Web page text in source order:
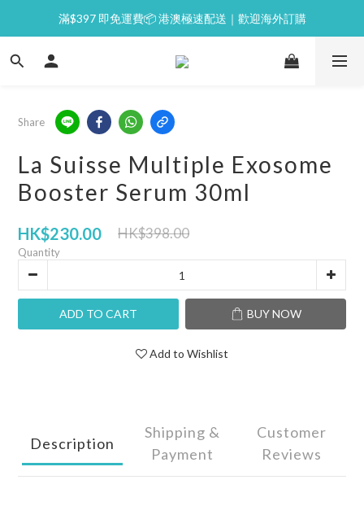
⭐逢星期一malluxe day｜7%購物金回贈
滿$397 即免運費📦 港澳極速配送｜歡迎海外訂購
💙新會員｜首單即減 $50💰
Share
La Suisse Multiple Exosome
Booster Serum 30ml
HK$230.00 HK$398.00
Quantity
ADD TO CART BUY NOW
Add to Wishlist
Description
Shipping &
Payment
Customer
Reviews